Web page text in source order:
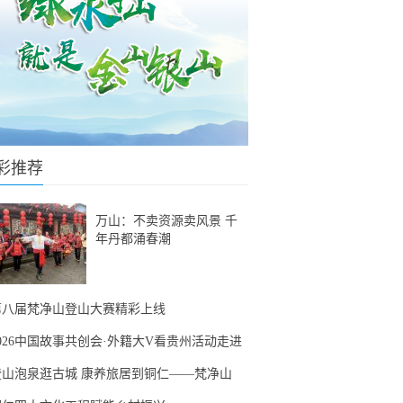
推荐
万山：不卖资源卖风景 千
年丹都涌春潮
届梵净山登山大赛精彩上线
中国故事共创会·外籍大V看贵州活动走进
山泡泉逛古城 康养旅居到铜仁——梵净山